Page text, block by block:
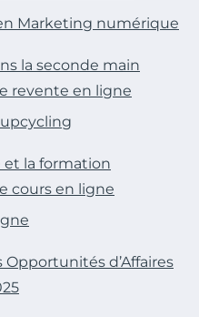
Marketing numérique
la seconde main
revente en ligne
et la formation
cours en ligne
d’Affaires